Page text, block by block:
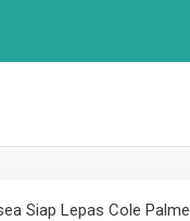
Siap Lepas Cole